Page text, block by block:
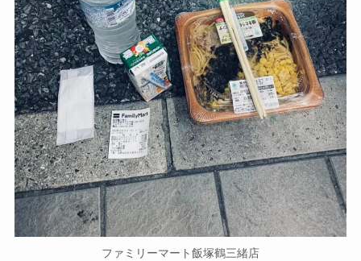
ファミリーマート飯塚鶴三緒店